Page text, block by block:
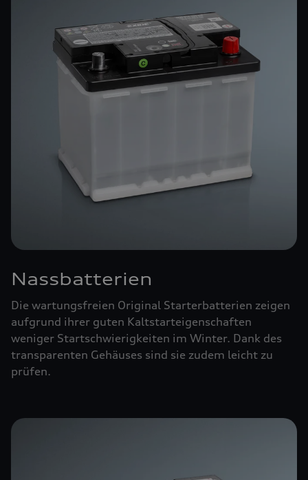
Nassbatterien
Die wartungsfreien Original Starterbatterien zeigen
aufgrund ihrer guten Kaltstarteigenschaften
weniger Startschwierigkeiten im Winter. Dank des
transparenten Gehäuses sind sie zudem leicht zu
prüfen.